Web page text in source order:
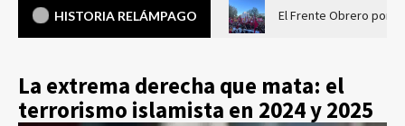
HISTORIA RELÁMPAGO El Frente Obrero pone
La extrema derecha que mata: el
terrorismo islamista en 2024 y 2025